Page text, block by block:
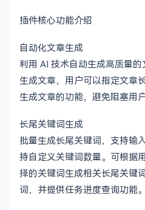
插件核心功能介绍
自动化文章生成
利用 AI 技术自动生成高质量
生成文章，用户可以指定文章
生成文章的功能，避免阻塞用户
长尾关键词生成
批量生成长尾关键词，支持输
持自定义关键词数量。可根据
择的关键词生成相关长尾关键
词，并提供任务进度查询功能。